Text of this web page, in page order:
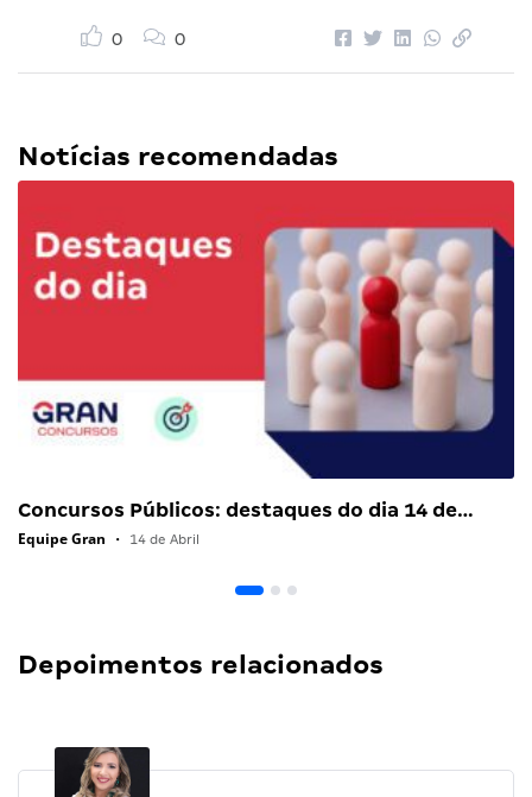
0 0
Notícias recomendadas
Concursos Públicos: destaques do dia 14 de…
Equipe Gran • 14 de Abril
Depoimentos relacionados